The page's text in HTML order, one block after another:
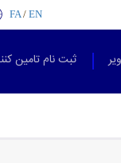
FA/ EN
ثبت نام تامین